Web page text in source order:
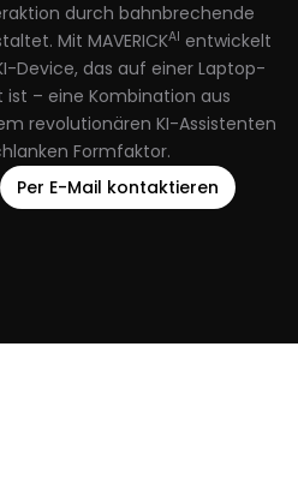
durch bahnbrechende
Mit MAVERICKAI entwickelt
Device, das auf einer Laptop-
– eine Kombination aus
revolutionären KI-Assistenten
Formfaktor.
Per E-Mail kontaktieren